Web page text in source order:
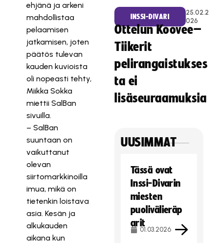
ehjänä ja arkeni
mahdollistaa
pelaamisen
jatkamisen, joten
päätös tulevan
kauden kuvioista
oli nopeasti tehty,
Miikka Sokka
miettii SalBan
sivuilla.
– SalBan
suuntaan on
vaikuttanut
olevan
siirtomarkkinoilla
imua, mikä on
tietenkin loistava
asia. Kesän ja
alkukauden
aikana kun
INSSI-DIVARI
25.02.2
026
Ottelun Koovee–
Tiikerit
pelirangaistukses
ta ei
lisäseuraamuksia
UUSIMMAT
Tässä ovat
Inssi-Divarin
miesten
puolivälieräp
arit
01.03.2026